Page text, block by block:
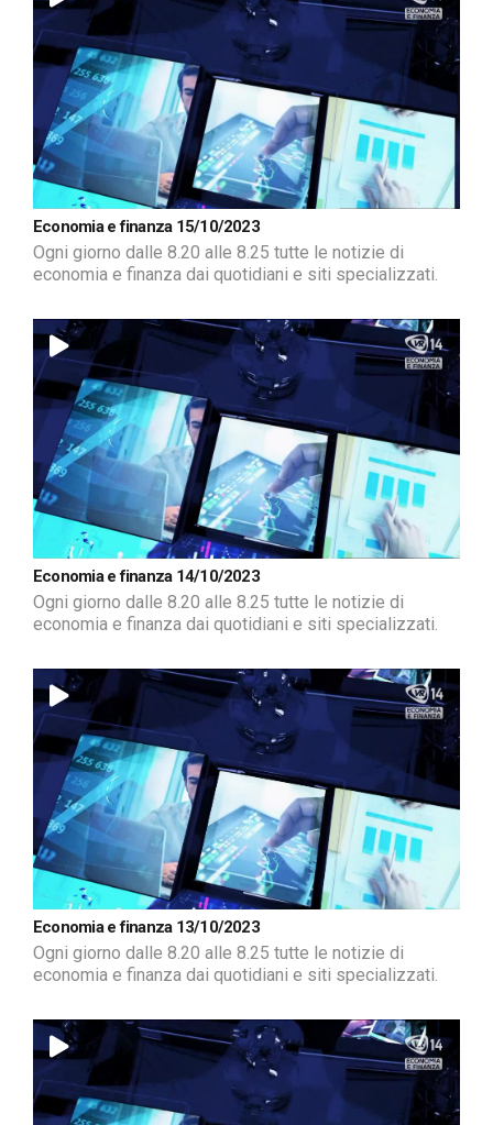
Economia e finanza 15/10/2023
Ogni giorno dalle 8.20 alle 8.25 tutte le notizie di
economia e finanza dai quotidiani e siti specializzati.
Economia e finanza 14/10/2023
Ogni giorno dalle 8.20 alle 8.25 tutte le notizie di
economia e finanza dai quotidiani e siti specializzati.
Economia e finanza 13/10/2023
Ogni giorno dalle 8.20 alle 8.25 tutte le notizie di
economia e finanza dai quotidiani e siti specializzati.